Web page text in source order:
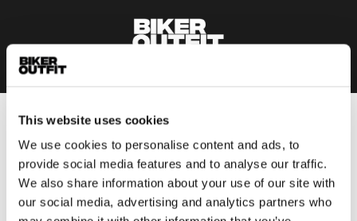
This website uses cookies
We use cookies to personalise content and ads, to
provide social media features and to analyse our traffic.
We also share information about your use of our site with
our social media, advertising and analytics partners who
Motorkleding heren
Motorjas heren
Motorbroek heren